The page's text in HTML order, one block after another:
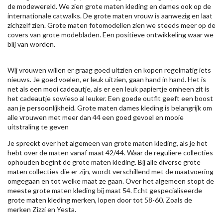
de modewereld. We zien grote maten kleding en dames ook op de
internationale catwalks. De grote maten vrouw is aanwezig en laat
zichzelf zien. Grote maten fotomodellen zien we steeds meer op de
covers van grote modebladen. Een positieve ontwikkeling waar we
blij van worden.
Wij vrouwen willen er graag goed uitzien en kopen regelmatig iets
nieuws. Je goed voelen, er leuk uitzien, gaan hand in hand. Het is
net als een mooi cadeautje, als er een leuk papiertje omheen zit is
het cadeautje sowieso al leuker. Een goede outfit geeft een boost
aan je persoonlijkheid. Grote maten dames kleding is belangrijk om
alle vrouwen met meer dan 44 een goed gevoel en mooie
uitstraling te geven
Je spreekt over het algemeen van grote maten kleding, als je het
hebt over de maten vanaf maat 42/44. Waar de reguliere collecties
ophouden begint de grote maten kleding. Bij alle diverse grote
maten collecties die er zijn, wordt verschillend met de maatvoering
omgegaan en tot welke maat ze gaan. Over het algemeen stopt de
meeste grote maten kleding bij maat 54. Echt gespecialiseerde
grote maten kleding merken, lopen door tot 58-60. Zoals de
merken Zizzien Yesta.